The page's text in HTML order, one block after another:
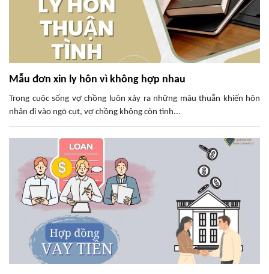
Mẫu đơn xin ly hôn vì không hợp nhau
Trong cuộc sống vợ chồng luôn xảy ra những mâu thuẫn khiến hôn
nhân đi vào ngõ cụt, vợ chồng không còn tình...